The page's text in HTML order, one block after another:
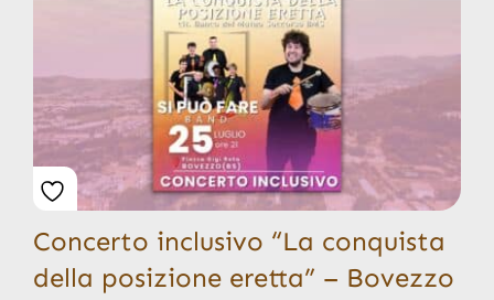
Concerto inclusivo “La conquista
della posizione eretta” – Bovezzo